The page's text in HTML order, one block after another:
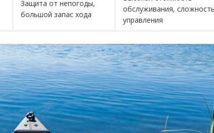
Защита от непогоды,
большой запас хода
обслуживания,
управления